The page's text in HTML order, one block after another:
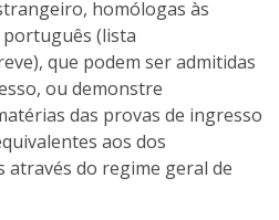
homólogas às
(lista
que podem ser admitidas
ou demonstre
das provas de ingresso
aos dos
através do regime geral de